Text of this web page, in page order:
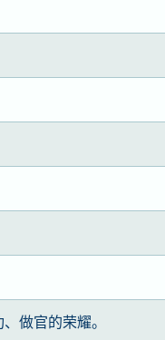
做官的荣耀。